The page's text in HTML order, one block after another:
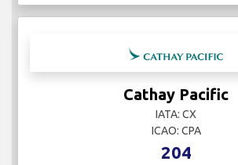
Cathay Pacific
IATA: CX
ICAO: CPA
204